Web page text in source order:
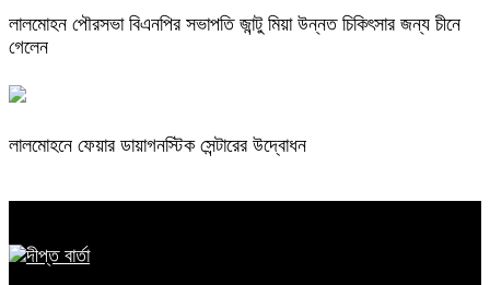
লালমোহন পৌরসভা বিএনপির সভাপতি জান্টু মিয়া উন্নত চিকিৎসার জন্য চীনে
গেলেন
লালমোহনে ফেয়ার ডায়াগনস্টিক সেন্টারের উদ্বোধন